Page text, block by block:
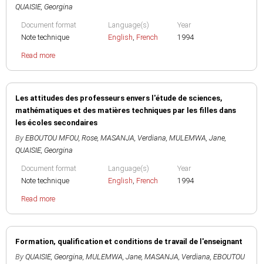
QUAISIE, Georgina
Document format
Note technique
Language(s)
English, French
Year
1994
Read more
Les attitudes des professeurs envers l'étude de sciences,
mathématiques et des matières techniques par les filles dans
les écoles secondaires
By EBOUTOU MFOU, Rose, MASANJA, Verdiana, MULEMWA, Jane,
QUAISIE, Georgina
Document format
Note technique
Language(s)
English, French
Year
1994
Read more
Formation, qualification et conditions de travail de l'enseignant
By QUAISIE, Georgina, MULEMWA, Jane, MASANJA, Verdiana, EBOUTOU